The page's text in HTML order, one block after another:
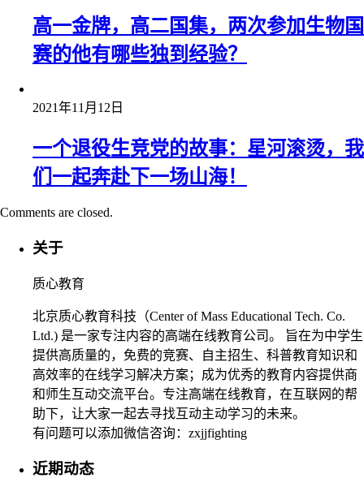
高一金牌，高二国集，两次参加生物国
赛的他有哪些独到经验？
2021年11月12日
一个退役生竞党的故事：星河滚烫，我
们一起奔赴下一场山海！
Comments are closed.
关于
质心教育
北京质心教育科技（Center of Mass Educational Tech. Co.
Ltd.) 是一家专注内容的高端在线教育公司。 旨在为中学生
提供高质量的，免费的竞赛、自主招生、科普教育知识和
高效率的在线学习解决方案；成为优秀的教育内容提供商
和师生互动交流平台。专注高端在线教育，在互联网的帮
助下，让大家一起去寻找互动主动学习的未来。
有问题可以添加微信咨询：zxjjfighting
近期动态